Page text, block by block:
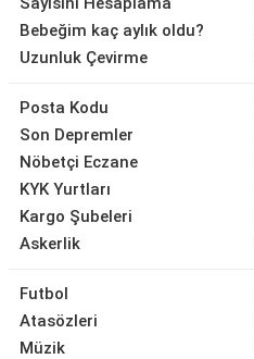
Bebeğim kaç aylık oldu?
Uzunluk Çevirme
Posta Kodu
Son Depremler
Nöbetçi Eczane
KYK Yurtları
Kargo Şubeleri
Askerlik
Futbol
Atasözleri
Müzik